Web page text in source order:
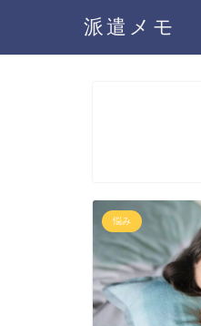
派遣メモ
悩み